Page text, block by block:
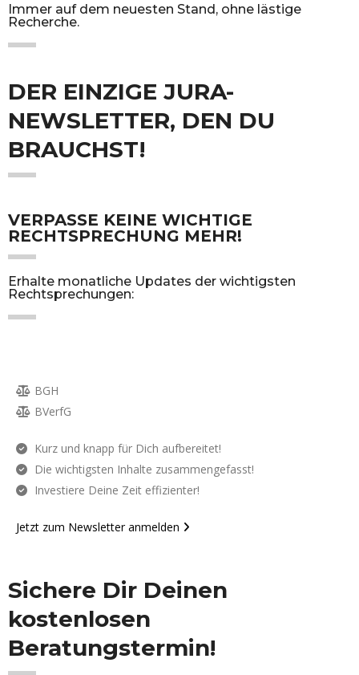
Immer auf dem neuesten Stand, ohne lästige
Recherche.
DER EINZIGE JURA-
NEWSLETTER, DEN DU
BRAUCHST!
VERPASSE KEINE WICHTIGE
RECHTSPRECHUNG MEHR!
Erhalte monatliche Updates der wichtigsten
Rechtsprechungen:
BGH
BVerfG
Kurz und knapp für Dich aufbereitet!
Die wichtigsten Inhalte zusammengefasst!
Investiere Deine Zeit effizienter!
Jetzt zum Newsletter anmelden
Sichere Dir Deinen
kostenlosen
Beratungstermin!